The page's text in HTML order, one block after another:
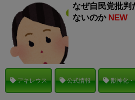
なぜ自民党批判
ないのか NEW
アキレウス 公式情報 獣神化